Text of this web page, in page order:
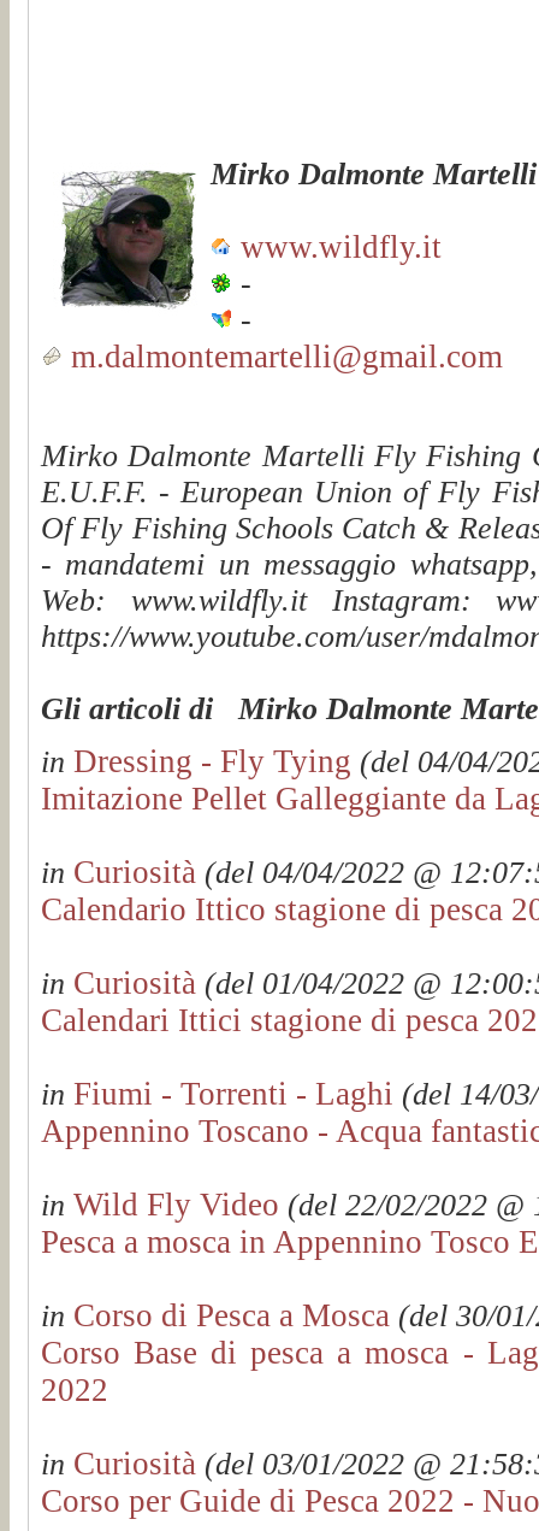
Mirko Dalmonte Martelli
www.wildfly.it
-
-
m.dalmontemartelli@gmail.com
Mirko Dalmonte Martelli Fly
E.U.F.F. - European Union of Fly
Of Fly Fishing Schools Catch &
- mandatemi un messaggio
Web: www.wildfly.it Instagram:
https://www.youtube.com/user/
Gli articoli di Mirko Dalmonte
in Dressing - Fly Tying (del 04/04/
Imitazione Pellet Galleggiante da
in Curiosità (del 04/04/2022 @
Calendario Ittico stagione di pesca
in Curiosità (del 01/04/2022 @
Calendari Ittici stagione di pesca
in Fiumi - Torrenti - Laghi (del 14/
Appennino Toscano - Acqua
in Wild Fly Video (del 22/02/2022
Pesca a mosca in Appennino Tosco
in Corso di Pesca a Mosca (del 30/
Corso Base di pesca a mosca -
2022
in Curiosità (del 03/01/2022 @
Corso per Guide di Pesca 2022 -